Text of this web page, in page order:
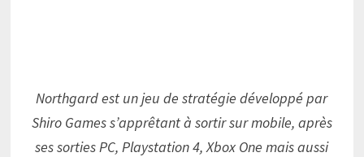
Northgard est un jeu de stratégie développé par
Shiro Games s’apprêtant à sortir sur mobile, après
ses sorties PC, Playstation 4, Xbox One mais aussi